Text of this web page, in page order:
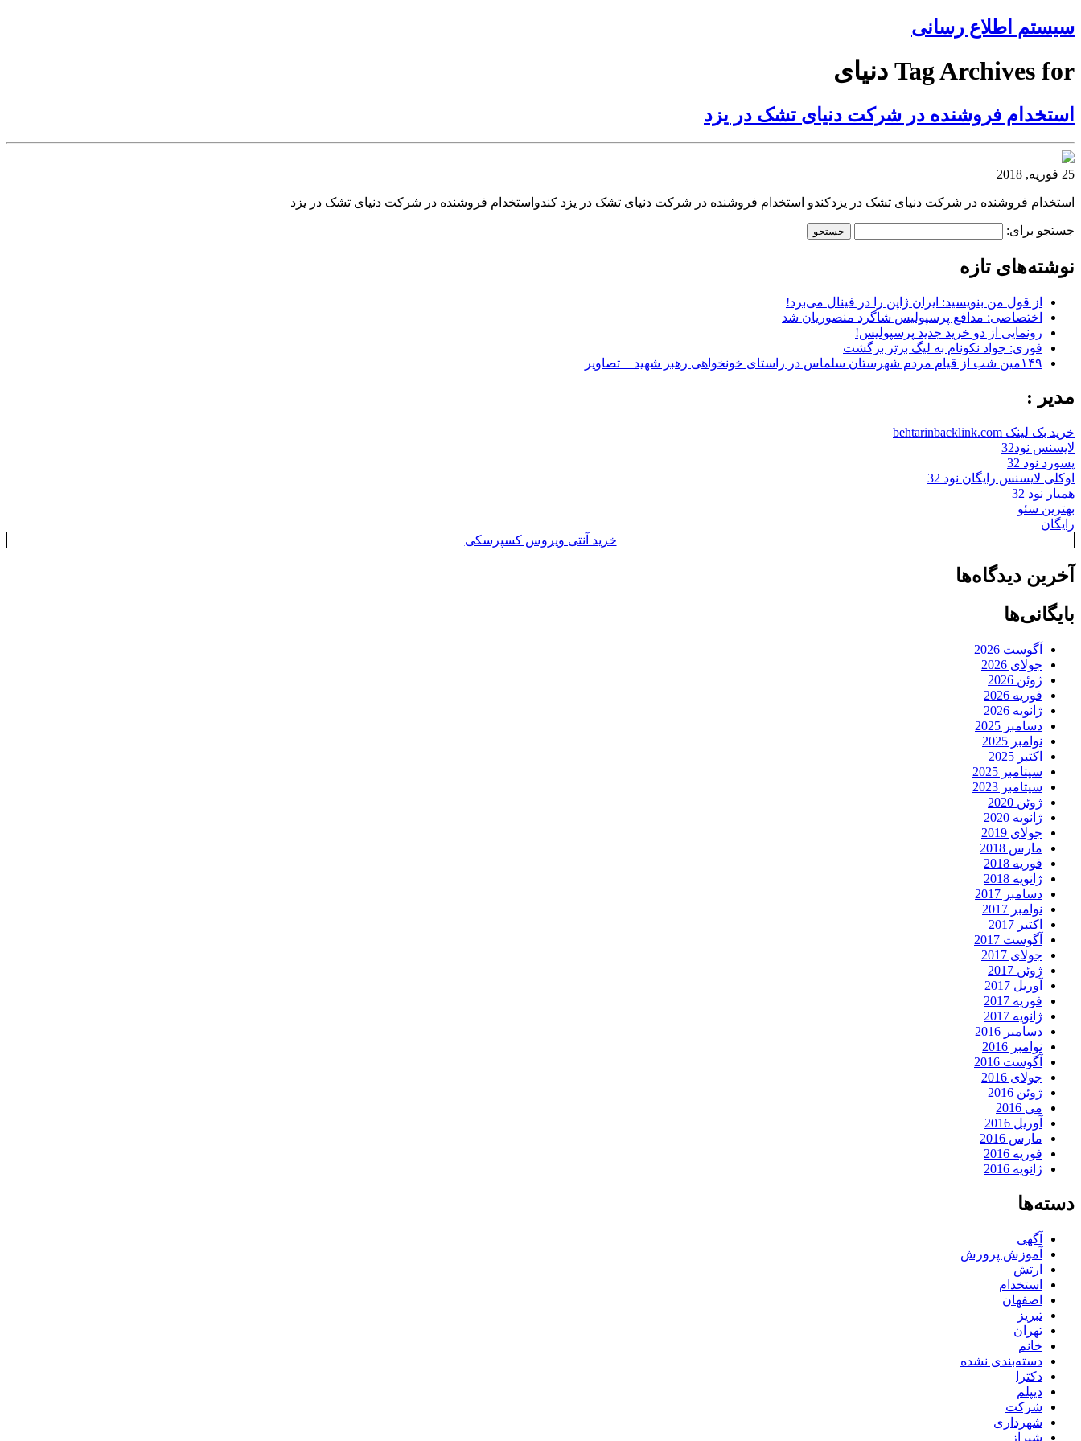
سیستم اطلاع رسانی
Tag Archives for دنیای
استخدام فروشنده در شرکت دنیای تشک در یزد
25 فوریه, 2018
استخدام فروشنده در شرکت دنیای تشک در یزدکندو استخدام فروشنده در شرکت دنیای تشک در یزد کندواستخدام فروشنده در شرکت دنیای تشک در یزد
جستجو برای:
نوشته‌های تازه
از قول من بنویسید: ایران ژاپن را در فینال می‌برد!
اختصاصی: مدافع پرسپولیس شاگرد منصوریان شد
رونمایی از دو خرید جدید پرسپولیس!
فوری: جواد نکونام به لیگ برتر برگشت
۱۴۹مین شب از قیام مردم شهرستان سلماس در راستای خونخواهی رهبر شهید + تصاویر
مدیر :
خرید بک لینک behtarinbacklink.com
لایسنس نود32
پسورد نود 32
اوکلی لایسنس رایگان نود 32
همیار نود 32
بهترین سئو
رایگان
خرید آنتی ویروس کسپرسکی
آخرین دیدگاه‌ها
بایگانی‌ها
آگوست 2026
جولای 2026
ژوئن 2026
فوریه 2026
ژانویه 2026
دسامبر 2025
نوامبر 2025
اکتبر 2025
سپتامبر 2025
سپتامبر 2023
ژوئن 2020
ژانویه 2020
جولای 2019
مارس 2018
فوریه 2018
ژانویه 2018
دسامبر 2017
نوامبر 2017
اکتبر 2017
آگوست 2017
جولای 2017
ژوئن 2017
آوریل 2017
فوریه 2017
ژانویه 2017
دسامبر 2016
نوامبر 2016
آگوست 2016
جولای 2016
ژوئن 2016
می 2016
آوریل 2016
مارس 2016
فوریه 2016
ژانویه 2016
دسته‌ها
آگهی
آموزش پرورش
ارتش
استخدام
اصفهان
تبریز
تهران
خانم
دسته‌بندی نشده
دکترا
دیپلم
شرکت
شهرداری
شیراز